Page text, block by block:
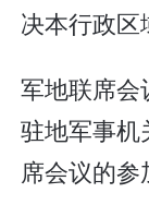
决本行政区
军地联席会
驻地军事机
席会议的参